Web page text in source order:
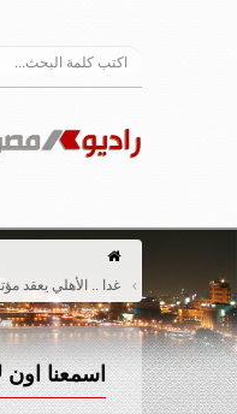
غدا .. الأهلي يعقد
اسمعنا اون